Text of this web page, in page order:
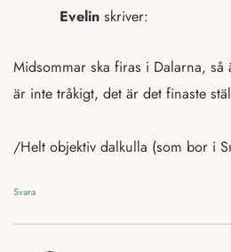
Evelin skriver:
Midsommar ska firas i Dalarna, så
är inte tråkigt, det är det finaste
/Helt objektiv dalkulla (som bor i
Svara